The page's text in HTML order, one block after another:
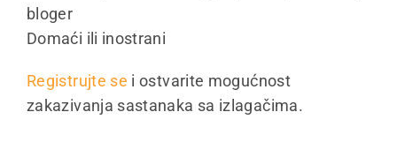
bloger
Domaći ili inostrani
Registrujte se i ostvarite mogućnost
zakazivanja sastanaka sa izlagačima.